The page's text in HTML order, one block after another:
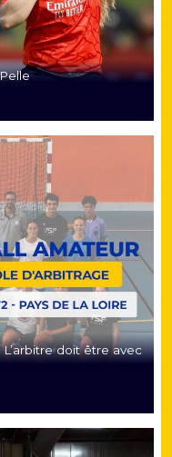
doit être avec